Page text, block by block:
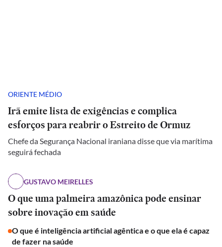
ORIENTE MÉDIO
Irã emite lista de exigências e complica
esforços para reabrir o Estreito de Ormuz
Chefe da Segurança Nacional iraniana disse que via marítima
seguirá fechada
GUSTAVO MEIRELLES
O que uma palmeira amazônica pode ensinar
sobre inovação em saúde
O que é inteligência artificial agêntica e o que ela é capaz
de fazer na saúde